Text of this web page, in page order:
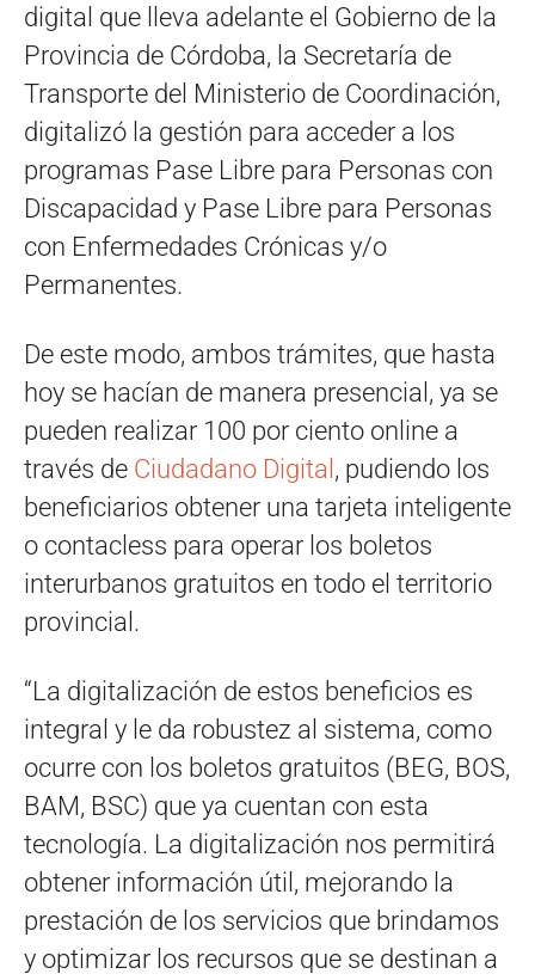
digital que lleva adelante el Gobierno de la
Provincia de Córdoba, la Secretaría de
Transporte del Ministerio de Coordinación,
digitalizó la gestión para acceder a los
programas Pase Libre para Personas con
Discapacidad y Pase Libre para Personas
con Enfermedades Crónicas y/o
Permanentes.
De este modo, ambos trámites, que hasta
hoy se hacían de manera presencial, ya se
pueden realizar 100 por ciento online a
través de Ciudadano Digital , pudiendo los
beneficiarios obtener una tarjeta inteligente
o contacless para operar los boletos
interurbanos gratuitos en todo el territorio
provincial.
“La digitalización de estos beneficios es
integral y le da robustez al sistema, como
ocurre con los boletos gratuitos (BEG, BOS,
BAM, BSC) que ya cuentan con esta
tecnología. La digitalización nos permitirá
obtener información útil, mejorando la
prestación de los servicios que brindamos
y optimizar los recursos que se destinan a